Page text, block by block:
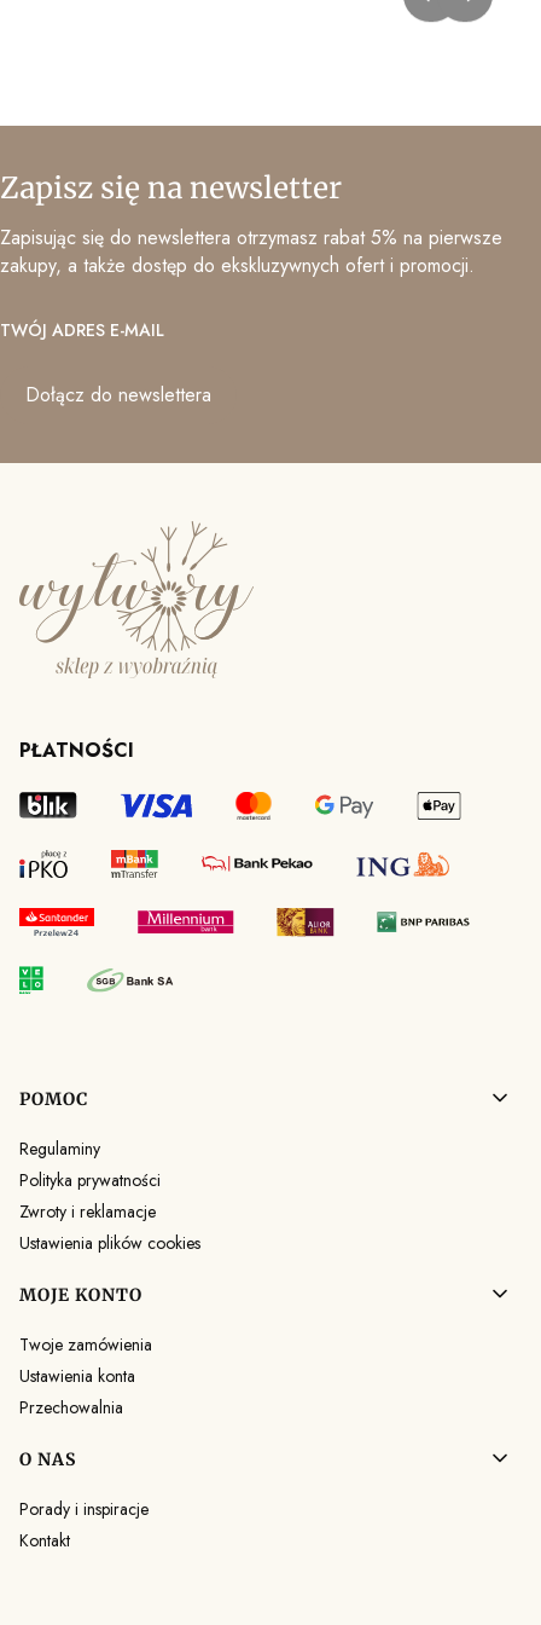
Zapisz się na newsletter
Zapisując się do newslettera otrzymasz rabat 5% na pierwsze
zakupy, a także dostęp do ekskluzywnych ofert i promocji.
TWÓJ ADRES E-MAIL
Dołącz do newslettera
PŁATNOŚCI
Linki w stopce
POMOC
Regulaminy
Polityka prywatności
Zwroty i reklamacje
Ustawienia plików cookies
MOJE KONTO
Twoje zamówienia
Ustawienia konta
Przechowalnia
O NAS
Porady i inspiracje
Kontakt